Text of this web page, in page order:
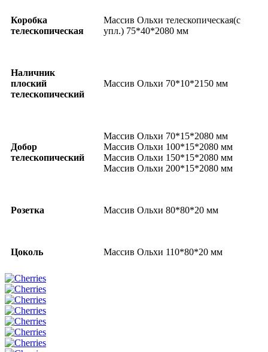
Коробка
телескопическая
Массив Ольхи телескопическая(с
упл.) 75*40*2080 мм
Наличник
плоский
телескопический
Массив Ольхи 70*10*2150 мм
Добор
телескопический
Массив Ольхи 70*15*2080 мм
Массив Ольхи 100*15*2080 мм
Массив Ольхи 150*15*2080 мм
Массив Ольхи 200*15*2080 мм
Розетка Массив Ольхи 80*80*20 мм
Цоколь Массив Ольхи 110*80*20 мм